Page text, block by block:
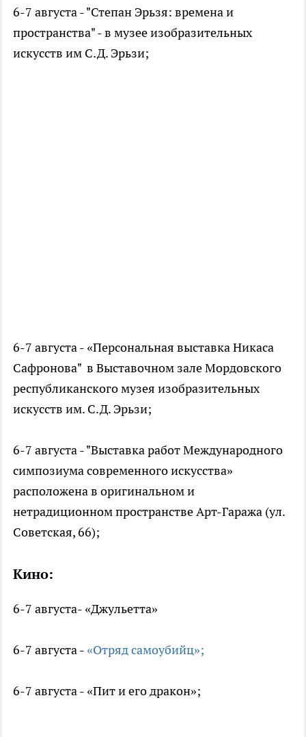
6-7 августа - "Степан Эрьзя: времена и
пространства" - в музее изобразительных
искусств им С.Д. Эрьзи;
6-7 августа - «Персональная выставка Никаса
Сафронова" в Выставочном зале Мордовского
республиканского музея изобразительных
искусств им. С.Д. Эрьзи;
6-7 августа - "Выставка работ Международного
симпозиума современного искусства»
расположена в оригинальном и
нетрадиционном пространстве Арт-Гаража (ул.
Советская, 66);
Кино:
6-7 августа- «Джульетта»
6-7 августа - «Отряд самоубийц»;
6-7 августа - «Пит и его дракон»;